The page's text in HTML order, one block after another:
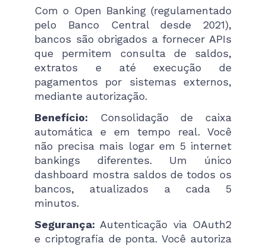
Com o Open Banking (regulamentado
pelo Banco Central desde 2021),
bancos são obrigados a fornecer APIs
que permitem consulta de saldos,
extratos e até execução de
pagamentos por sistemas externos,
mediante autorização.
Benefício: Consolidação de caixa
automática e em tempo real. Você
não precisa mais logar em 5 internet
bankings diferentes. Um único
dashboard mostra saldos de todos os
bancos, atualizados a cada 5
minutos.
Segurança: Autenticação via OAuth2
e criptografia de ponta. Você autoriza